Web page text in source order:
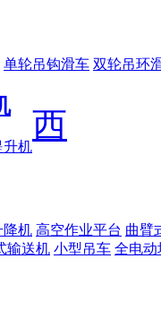
单轮吊钩滑车 双轮吊环
升机
降机 高空作业平台 曲臂
输送机 小型吊车 全电动
西